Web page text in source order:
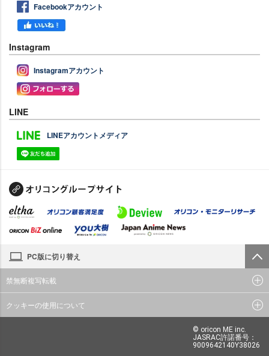
Facebookアカウント
Instagram
Instagramアカウント
LINE
LINEアカウントメディア
PC版に切り替え
禁無断複写転載
クッキーの使用について
© oricon ME inc.
JASRAC許諾番号：
9009642140Y38026